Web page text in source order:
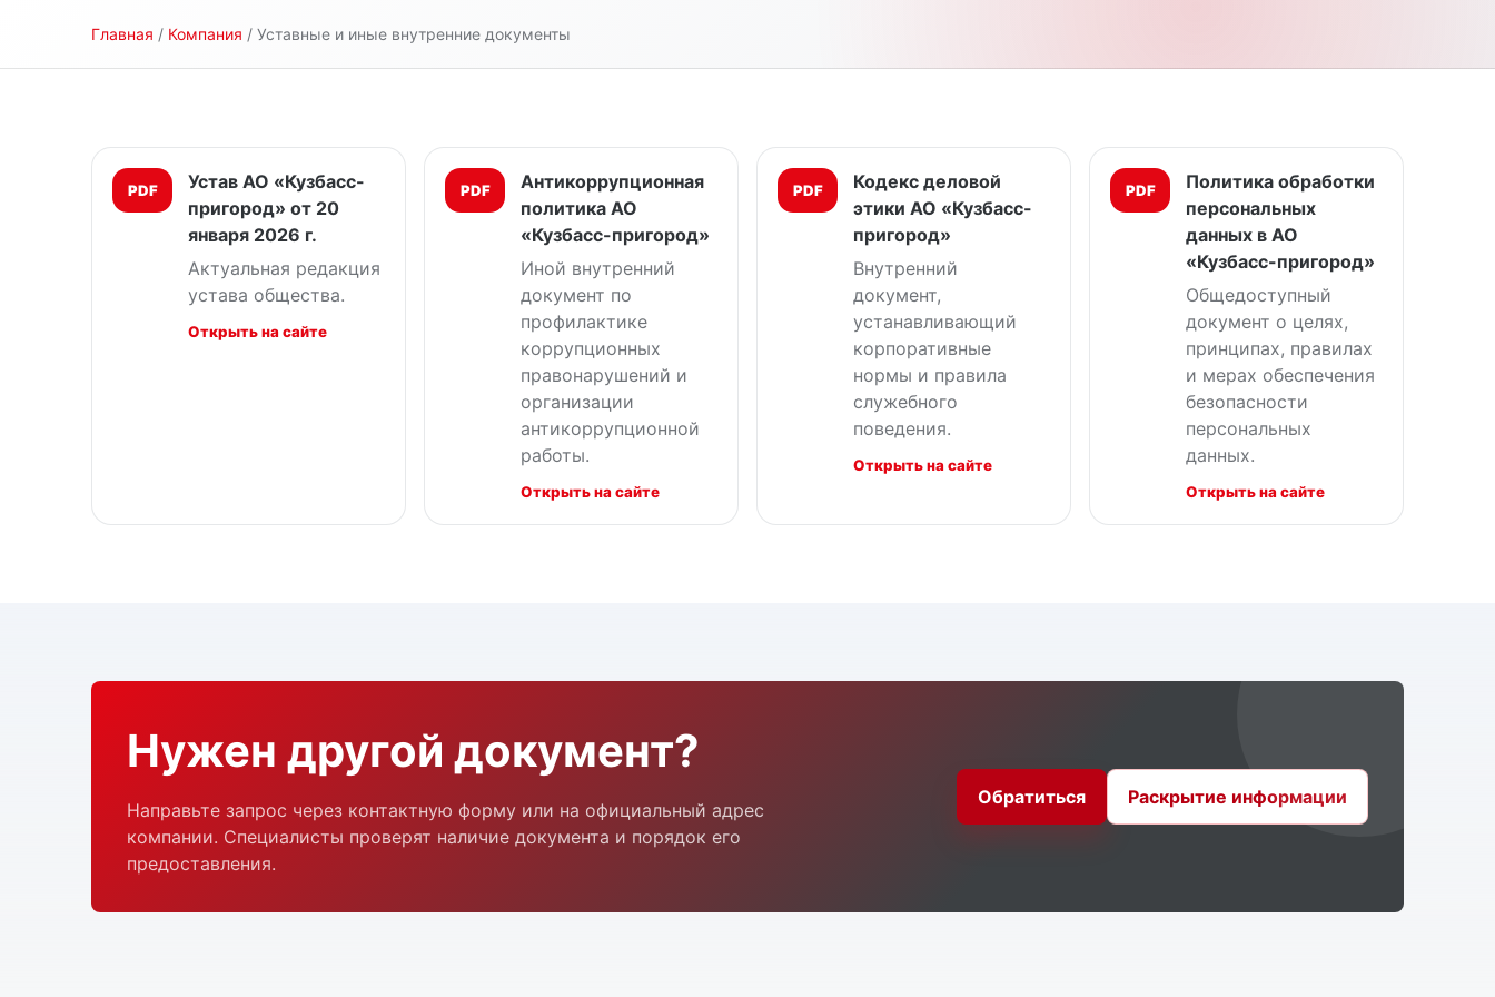
Главная / Компания / Уставные и иные внутренние документы
PDF
Устав АО «Кузбасс-
пригород» от 20
января 2026 г.
Актуальная редакция
устава общества.
Открыть на сайте
PDF
Антикоррупционная
политика АО
«Кузбасс-пригород»
Иной внутренний
документ по
профилактике
коррупционных
правонарушений и
организации
антикоррупционной
работы.
Открыть на сайте
PDF
Кодекс деловой
этики АО «Кузбасс-
пригород»
Внутренний
документ,
устанавливающий
корпоративные
нормы и правила
служебного
поведения.
Открыть на сайте
PDF
Политика обработки
персональных
данных в АО
«Кузбасс-пригород»
Общедоступный
документ о целях,
принципах, правилах
и мерах обеспечения
безопасности
персональных
данных.
Открыть на сайте
Нужен другой документ?
Направьте запрос через контактную форму или на официальный адрес
компании. Специалисты проверят наличие документа и порядок его
предоставления.
Обратиться Раскрытие информации